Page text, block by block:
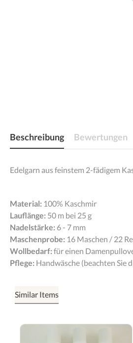
Beschreibung Bewertungen
Edelgarn aus feinstem 2-fädigem
Material: 100% Kaschmir
Lauflänge: 50 m bei 25 g
Nadelstärke: 6 - 7 mm
Maschenprobe: 16 Maschen / 22
Wollbedarf:für einen
Pflege: Handwäsche (beachten Sie
Similar Items